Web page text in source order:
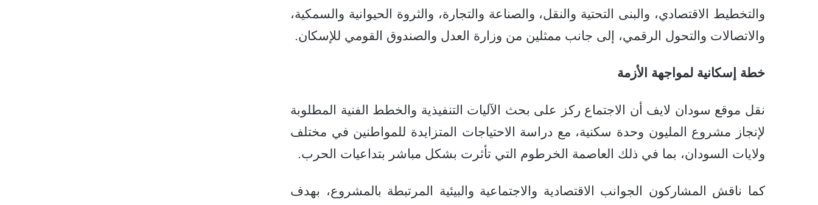
والتخطيط الاقتصادي، والبنى التحتية والنقل، والصناعة والتجارة، والثروة الحيوانية والسمكية،
والاتصالات والتحول الرقمي، إلى جانب ممثلين من وزارة العدل والصندوق القومي للإسكان.
خطة إسكانية لمواجهة الأزمة
نقل موقع سودان لايف أن الاجتماع ركز على بحث الآليات التنفيذية والخطط الفنية المطلوبة
لإنجاز مشروع المليون وحدة سكنية، مع دراسة الاحتياجات المتزايدة للمواطنين في مختلف
ولايات السودان، بما في ذلك العاصمة الخرطوم التي تأثرت بشكل مباشر بتداعيات الحرب.
كما ناقش المشاركون الجوانب الاقتصادية والاجتماعية والبيئية المرتبطة بالمشروع، بهدف